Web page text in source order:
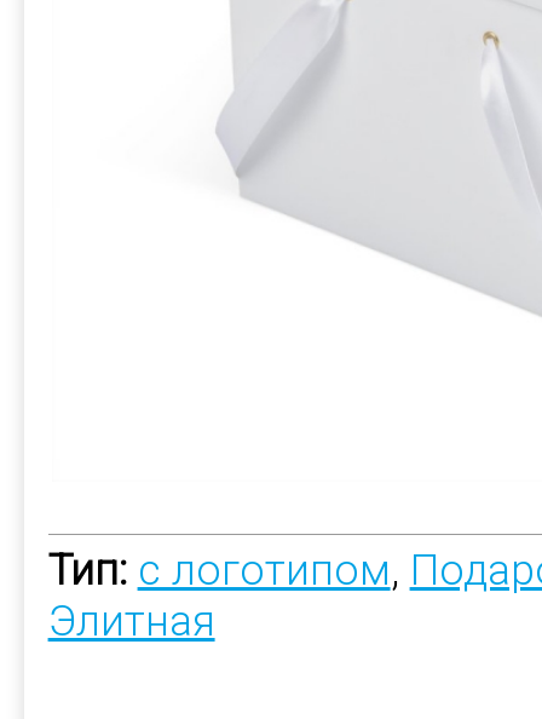
Тип: с логотипом,
Элитная